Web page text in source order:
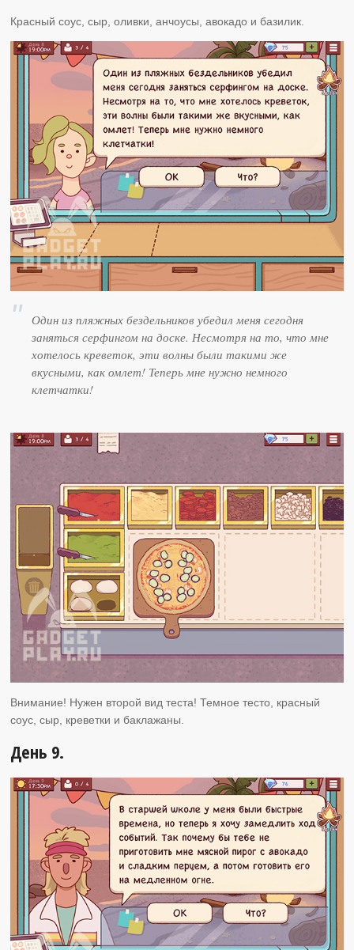
Красный соус, сыр, оливки, анчоусы, авокадо и базилик.
Один из пляжных бездельников убедил меня сегодня
заняться серфингом на доске. Несмотря на то, что мне
хотелось креветок, эти волны были такими же
вкусными, как омлет! Теперь мне нужно немного
клетчатки!
Внимание! Нужен второй вид теста! Темное тесто, красный
соус, сыр, креветки и баклажаны.
День 9.